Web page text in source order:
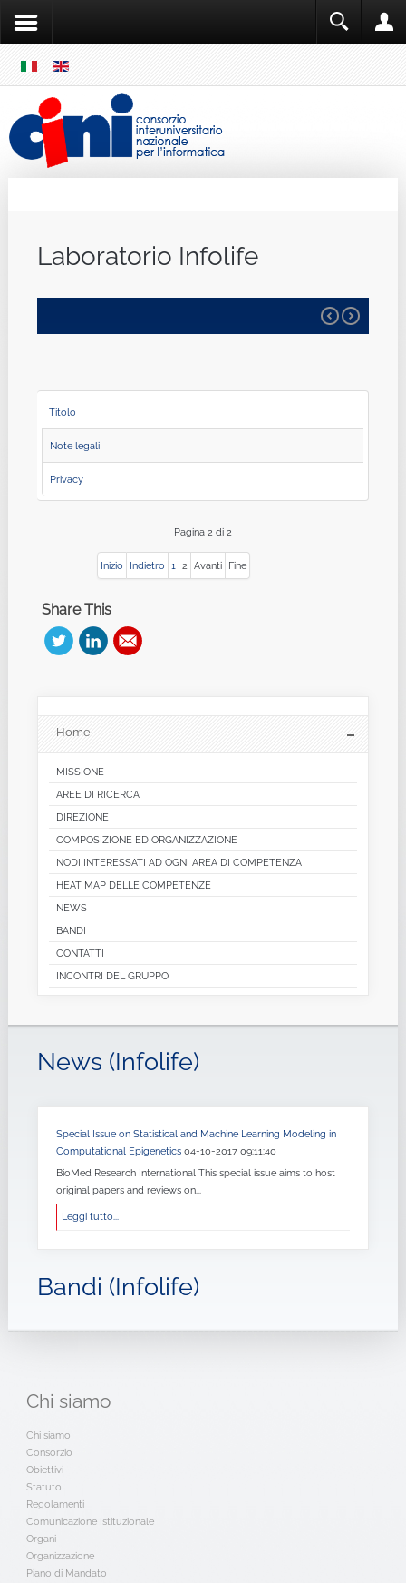
MENU
Laboratorio Infolife
Titolo
Note legali
Privacy
Pagina 2 di 2
Inizio Indietro 1 2 Avanti Fine
Share This
Home
MISSIONE
AREE DI RICERCA
DIREZIONE
COMPOSIZIONE ED ORGANIZZAZIONE
NODI INTERESSATI AD OGNI AREA DI COMPETENZA
HEAT MAP DELLE COMPETENZE
NEWS
BANDI
CONTATTI
INCONTRI DEL GRUPPO
News (Infolife)
Special Issue on Statistical and Machine Learning Modeling in
Computational Epigenetics 04-10-2017 09:11:40
BioMed Research International This special issue aims to host
original papers and reviews on...
Leggi tutto...
Bandi (Infolife)
Chi siamo
Chi siamo
Consorzio
Obiettivi
Statuto
Regolamenti
Comunicazione Istituzionale
Organi
Organizzazione
Piano di Mandato